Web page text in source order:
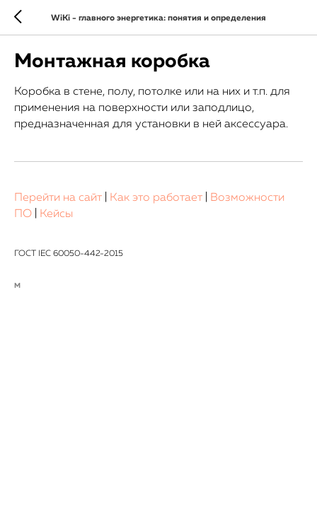
WiKi - главного энергетика: понятия и определения
Монтажная коробка
Коробка в стене, полу, потолке или на них и т.п. для
применения на поверхности или заподлицо,
предназначенная для установки в ней аксессуара.
Перейти на сайт Как это работает
Возможности
ПО
Кейсы
ГОСТ IEC 60050-442-2015
М